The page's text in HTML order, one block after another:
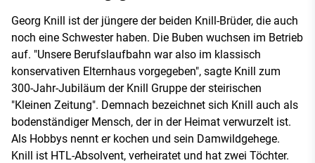
Georg Knill ist der jüngere der beiden Knill-Brüder, die auch
noch eine Schwester haben. Die Buben wuchsen im Betrieb
auf. "Unsere Berufslaufbahn war also im klassisch
konservativen Elternhaus vorgegeben", sagte Knill zum
300-Jahr-Jubiläum der Knill Gruppe der steirischen
"Kleinen Zeitung". Demnach bezeichnet sich Knill auch als
bodenständiger Mensch, der in der Heimat verwurzelt ist.
Als Hobbys nennt er kochen und sein Damwildgehege.
Knill ist HTL-Absolvent, verheiratet und hat zwei Töchter.